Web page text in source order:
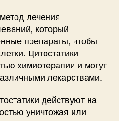
лечения
который
препараты, чтобы
Цитостатики
химиотерапии и могут
лекарствами.
действуют на
уничтожая или